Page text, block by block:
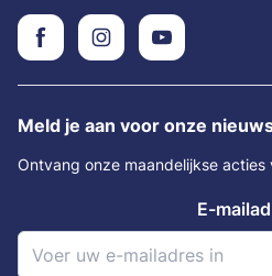
Meld je aan voor onze
Ontvang onze maandelijkse
E-